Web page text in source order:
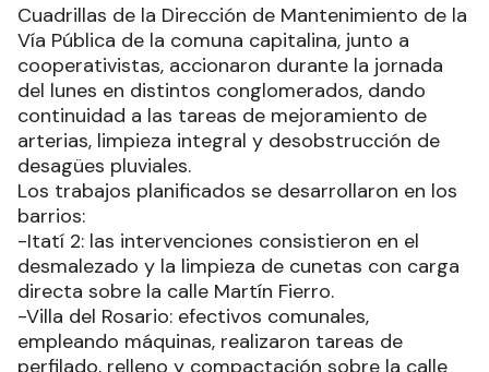
Cuadrillas de la Dirección de Mantenimiento de la
Vía Pública de la comuna capitalina, junto a
cooperativistas, accionaron durante la jornada
del lunes en distintos conglomerados, dando
continuidad a las tareas de mejoramiento de
arterias, limpieza integral y desobstrucción de
desagües pluviales.
Los trabajos planificados se desarrollaron en los
barrios:
-Itatí 2: las intervenciones consistieron en el
desmalezado y la limpieza de cunetas con carga
directa sobre la calle Martín Fierro.
-Villa del Rosario: efectivos comunales,
empleando máquinas, realizaron tareas de
perfilado, relleno y compactación sobre la calle